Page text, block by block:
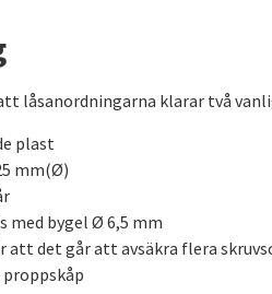
låsanordningarna klarar två
plast
mm(Ø)
med bygel Ø 6,5 mm
att det går att avsäkra flera